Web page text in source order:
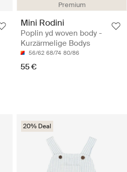
Premium
Mini Rodini
Poplin yd woven body -
Kurzärmelige Bodys
56/62 68/74 80/86
55 €
20% Deal